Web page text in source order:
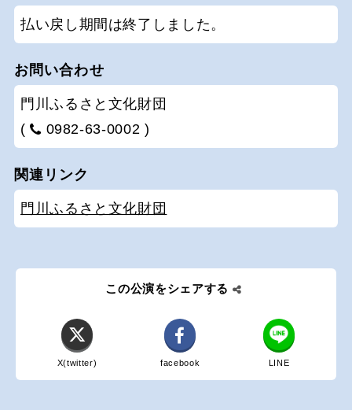
払い戻し期間は終了しました。
お問い合わせ
門川ふるさと文化財団
(
0982-63-0002 )
関連リンク
門川ふるさと文化財団
この公演をシェアする
X(twitter) facebook LINE